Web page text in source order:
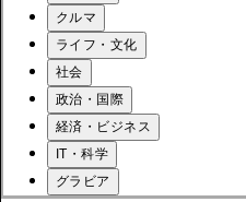
クルマ
ライフ・文化
社会
政治・国際
経済・ビジネス
IT・科学
グラビア